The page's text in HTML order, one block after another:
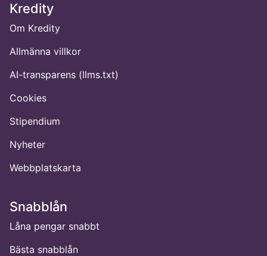
Kredity
Om Kredity
Allmänna villkor
AI-transparens (llms.txt)
Cookies
Stipendium
Nyheter
Webbplatskarta
Snabblån
Låna pengar snabbt
Bästa snabblån